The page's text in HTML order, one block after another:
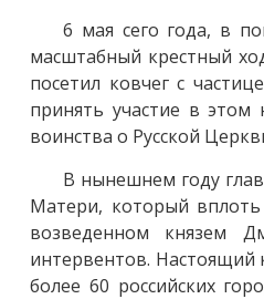
6 мая сего года, в
масштабный крестный
посетил ковчег с
принять участие в этом
воинства о Русской
В нынешнем году
Матери, который
возведенном князем
интервентов. Настоящий
более 60 российских